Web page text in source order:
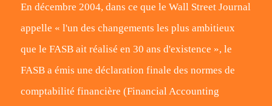
En décembre 2004, dans ce que le Wall Street Journal
appelle « l'un des changements les plus ambitieux
que le FASB ait réalisé en 30 ans d'existence », le
FASB a émis une déclaration finale des normes de
comptabilité financière (Financial Accounting